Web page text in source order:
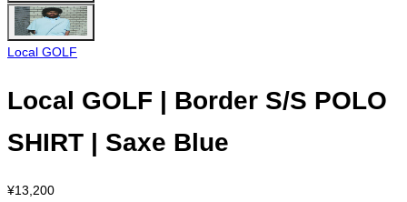
Local GOLF
Local GOLF | Border S/S POLO
SHIRT | Saxe Blue
¥13,200